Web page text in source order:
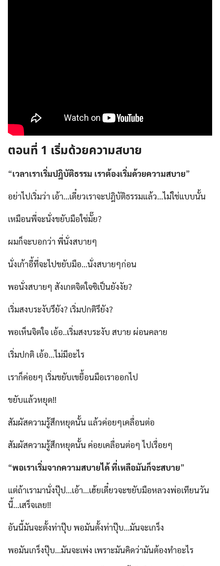
ตอนที่ 1 เริ่มด้วยความสบาย
“เวลาเราเริ่มปฎิบัติธรรม เราต้องเริ่มด้วยความสบาย”
อย่าไปเริ่มว่า เอ้า…เดี๋ยวเราจะปฎิบัติธรรมแล้ว…ไม่ใช่แบบนั้น
เหมือนพี่จะนั่งขยับมือใช่มั๊ย?
ผมก็จะบอกว่า พี่นั่งสบายๆ
นั่งเก้าอี้ที่จะไปขยับมือ…นั่งสบายๆก่อน
พอนั่งสบายๆ สังเกตจิตใจซิเป็นยังงัย?
เริ่มสงบระงับรึยัง? เริ่มปกติรึยัง?
พอเห็นจิตใจ เอ้อ..เริ่มสงบระงับ สบาย ผ่อนคลาย
เริ่มปกติ เอ้อ…ไม่มีอะไร
เราก็ค่อยๆ เริ่มขยับเขยื้อนมือเราออกไป
ขยับแล้วหยุด!!
สัมผัสความรู้สึกหยุดนั้น แล้วค่อยๆเคลื่อนต่อ
สัมผัสความรู้สึกหยุดนั้น ค่อยเคลื่อนต่อๆ ไปเรื่อยๆ
“พอเราเริ่มจากความสบายได้ ที่เหลือมันก็จะสบาย”
แต่ถ้าเรามานั่งปุ๊ป…เอ้า…เฮ้ยเดี๋ยวจะขยับมือหลวงพ่อเทียนวัน
นี้…เสร็จเลย!!
อันนี้มันจะตั้งท่าปุ๊บ พอมันตั้งท่าปุ๊บ…มันจะเกร็ง
พอมันเกร็งปุ๊บ…มันจะเพ่ง เพราะมันคิดว่ามันต้องทำอะไร